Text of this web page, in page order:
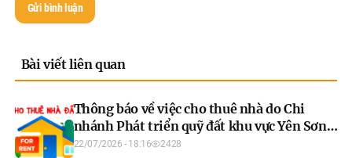
Gửi bình luận
Bài viết liên quan
Thông báo về việc cho thuê nhà do Chi
nhánh Phát triển quỹ đất khu vực Yên Sơn
quản lý, khai thác năm 2026 (đợt 1)
22/07/2026 - 18:16 2428